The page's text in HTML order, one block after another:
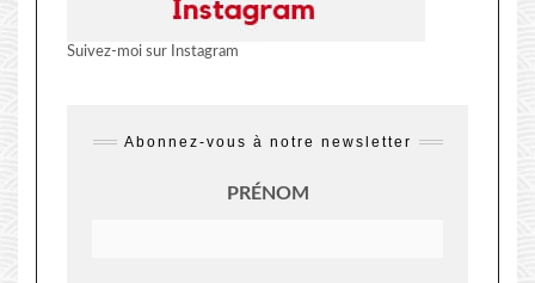
Suivez-moi sur Instagram
Abonnez-vous à notre newsletter
PRÉNOM